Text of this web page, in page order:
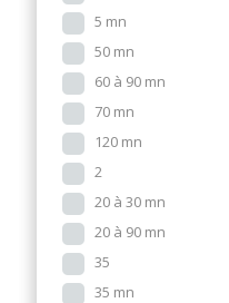
5 mn
50 mn
60 à 90 mn
70 mn
120 mn
2
20 à 30 mn
20 à 90 mn
35
35 mn